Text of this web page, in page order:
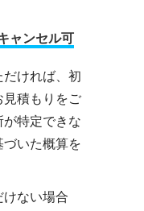
ャンセル可
ければ、初
積もりをご
特定できな
いた概算を
けない場合